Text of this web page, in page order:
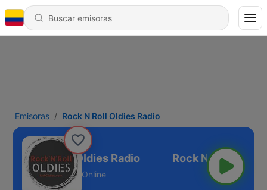
Emisoras Rock N Roll Oldies Radio
Rock N Roll Oldies Radio
Online